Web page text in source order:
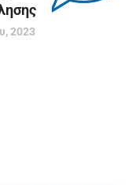
2023